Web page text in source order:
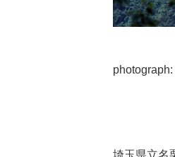
埼玉県立名